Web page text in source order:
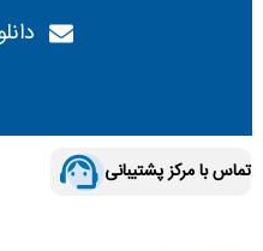
تماس با مرکز پشتیبانی